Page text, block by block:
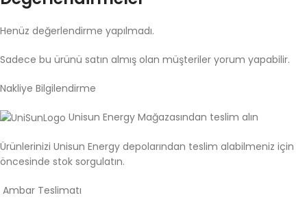
Henüz değerlendirme yapılmadı.
Sadece bu ürünü satın almış olan müşteriler yorum yapabilir.
Nakliye Bilgilendirme
Unisun Energy Mağazasından teslim alın
Ürünlerinizi Unisun Energy depolarından teslim alabilmeniz için
öncesinde stok sorgulatın.
Ambar Teslimatı